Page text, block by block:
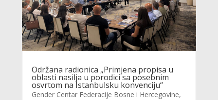
Održana radionica „Primjena propisa u
oblasti nasilja u porodici sa posebnim
osvrtom na Istanbulsku konvenciju“
Gender Centar Federacije Bosne i Hercegovine,